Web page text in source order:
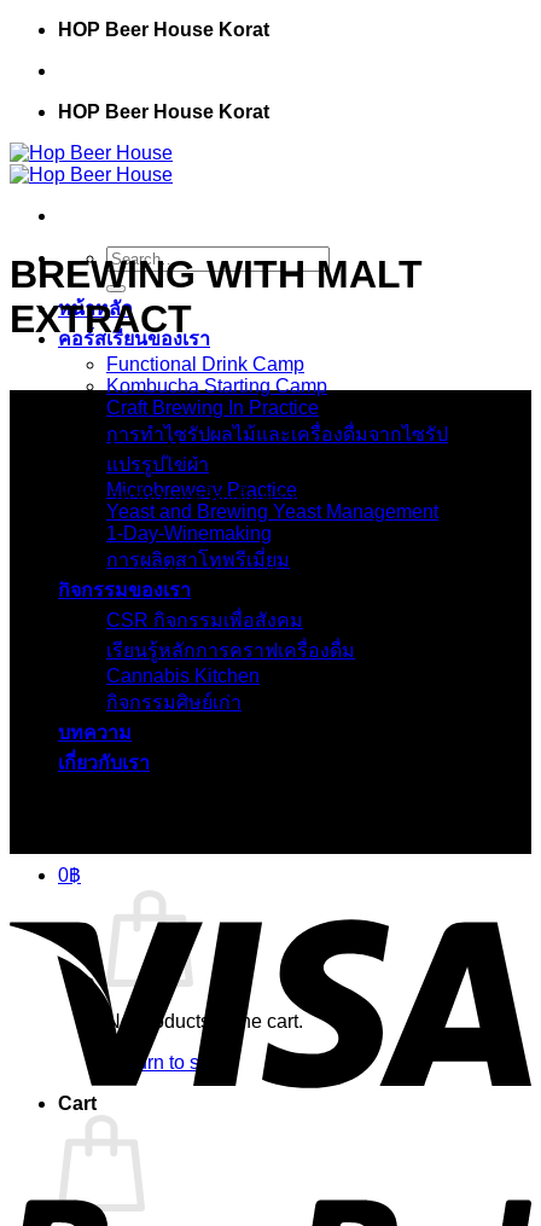
Skip
content
HOP Beer House Korat
HOP Beer House Korat
Search
for:
หน้าหลัก
คอร์สเรียนของเรา
Functional Drink Camp
Kombucha Starting Camp
Craft Brewing In Practice
การทำไซรัปผลไม้และเครื่องดื่มจากไซรัป
แปรรูปไข่ผำ
Microbrewery Practice
Yeast and Brewing Yeast Management
1-Day-Winemaking
การผลิตสาโทพรีเมี่ยม
กิจกรรมของเรา
CSR กิจกรรมเพื่อสังคม
เรียนรู้หลักการคราฟเครื่องดื่ม
Cannabis Kitchen
กิจกรรมศิษย์เก่า
บทความ
เกี่ยวกับเรา
0฿
No products in the cart.
Return to shop
Cart
BREWING WITH MALT
EXTRACT
Hop Beer House Korat
ที่นี่คือศูนย์รวมข้อมูลเครื่องดื่มคราฟ โดยทีมผู้เชี่ยวชาญมือ
ที่อยู่ 628 ตำบลในเมือง อำเภอเมือง จังหวัดนครราชสีมา 30000